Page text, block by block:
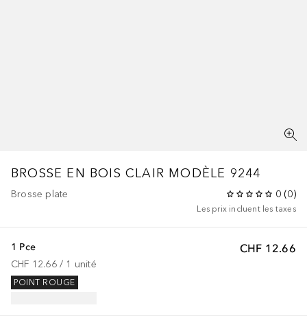
BROSSE EN BOIS CLAIR MODÈLE 9244
Brosse plate 0 (0)
Les prix incluent les taxes
CHF 12.66
1 Pce
CHF 12.66 / 1 unité
POINT ROUGE